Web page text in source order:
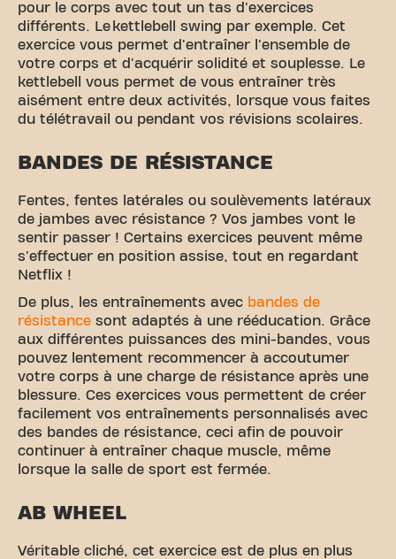
pour le corps avec tout un tas d'exercices
différents. Le kettlebell swing par exemple. Cet
exercice vous permet d'entraîner l'ensemble de
votre corps et d'acquérir solidité et souplesse. Le
kettlebell vous permet de vous entraîner très
aisément entre deux activités, lorsque vous faites
du télétravail ou pendant vos révisions scolaires.
BANDES DE RÉSISTANCE
Fentes, fentes latérales ou soulèvements latéraux
de jambes avec résistance ? Vos jambes vont le
sentir passer ! Certains exercices peuvent même
s'effectuer en position assise, tout en regardant
Netflix !
De plus, les entraînements avec bandes de
résistance sont adaptés à une rééducation. Grâce
aux différentes puissances des mini-bandes, vous
pouvez lentement recommencer à accoutumer
votre corps à une charge de résistance après une
blessure. Ces exercices vous permettent de créer
facilement vos entraînements personnalisés avec
des bandes de résistance, ceci afin de pouvoir
continuer à entraîner chaque muscle, même
lorsque la salle de sport est fermée.
AB WHEEL
Véritable cliché, cet exercice est de plus en plus